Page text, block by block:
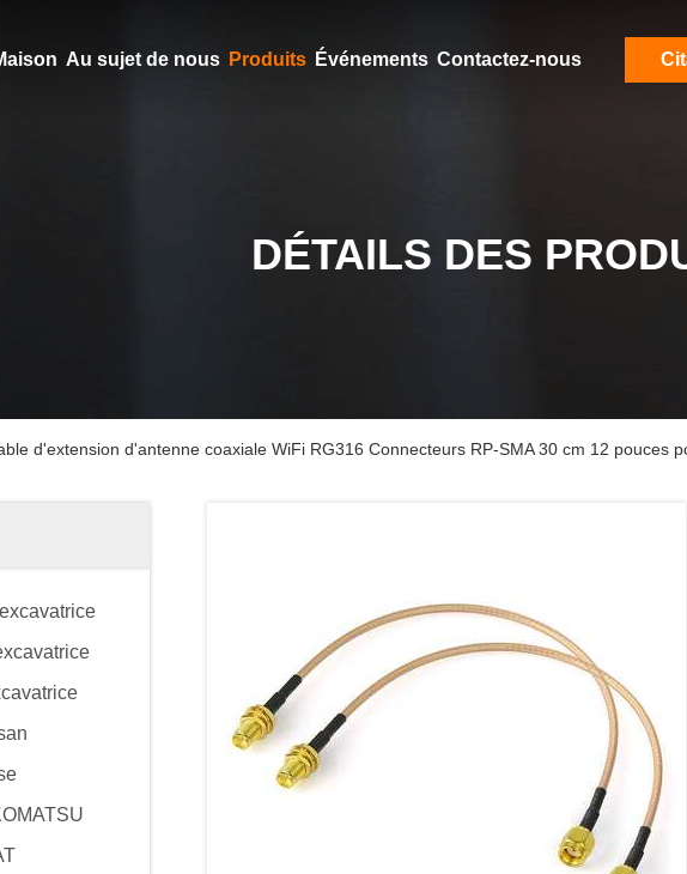
Au sujet de nous Produits Événements Contactez-nous
DÉTAILS DES
d'extension d'antenne coaxiale WiFi RG316 Connecteurs RP-SMA 30 cm 12 pouces